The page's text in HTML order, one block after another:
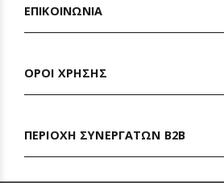
ΕΠΙΚΟΙΝΩΝΙΑ
ΟΡΟΙ ΧΡΗΣΗΣ
ΠΕΡΙΟΧΗ ΣΥΝΕΡΓΑΤΩΝ Β2Β